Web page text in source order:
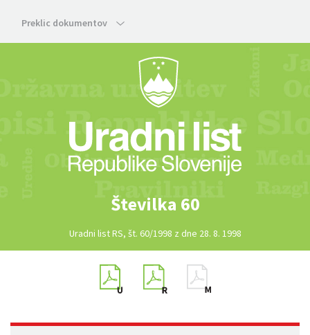
Preklic dokumentov
Številka 60
Uradni list RS, št. 60/1998 z dne 28. 8. 1998